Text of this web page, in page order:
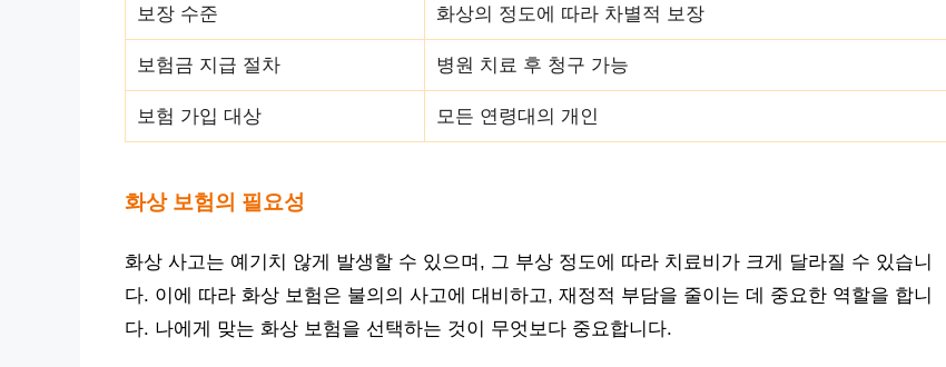
보장 수준 화상의 정도에 따라 차별적 보장
보험금 지급 절차 병원 치료 후 청구 가능
보험 가입 대상 모든 연령대의 개인
화상 보험의 필요성
화상 사고는 예기치 않게 발생할 수 있으며, 그 부상 정도에 따라 치료비가 크게 달라질 수 있습니
다. 이에 따라 화상 보험은 불의의 사고에 대비하고, 재정적 부담을 줄이는 데 중요한 역할을 합니
다. 나에게 맞는 화상 보험을 선택하는 것이 무엇보다 중요합니다.